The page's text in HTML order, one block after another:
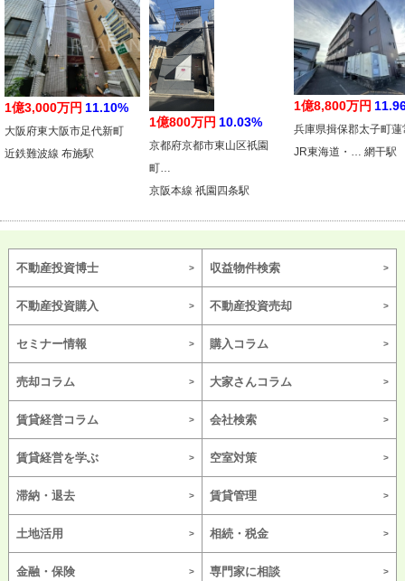
1億3,000万円 11.10%
大阪府東大阪市足代新町
近鉄難波線 布施駅
1億800万円 10.03%
京都府京都市東山区祇園
町…
京阪本線 祇園四条駅
1億8,800万円
兵庫県揖保郡太子町蓮
JR東海道・… 網干駅
不動産投資博士 収益物件検索
不動産投資購入 不動産投資売却
セミナー情報 購入コラム
売却コラム 大家さんコラム
賃貸経営コラム 会社検索
賃貸経営を学ぶ 空室対策
滞納・退去 賃貸管理
土地活用 相続・税金
金融・保険 専門家に相談